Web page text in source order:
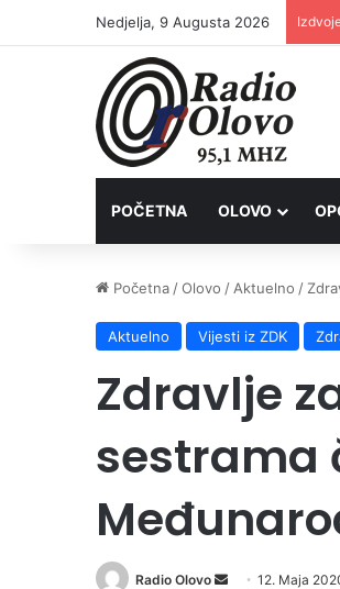
Nedjelja, 9 Augusta 2026
POČETNA OLOVO
Početna /Olovo / Aktuelno /
Aktuelno Vijesti iz ZDK
Zdravlje
sestrama
Radio Olovo
Send12. Maja